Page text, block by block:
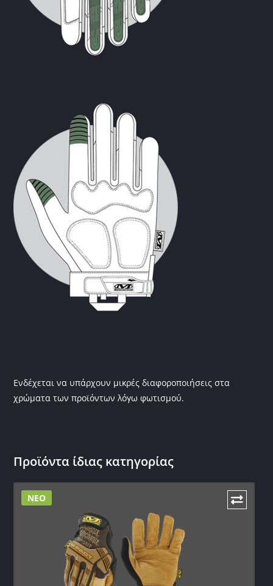
Ενδέχεται να υπάρχουν μικρές διαφοροποιήσεις στα
χρώματα των προϊόντων λόγω φωτισμού.
Προϊόντα ίδιας κατηγορίας
ΝΕΟ